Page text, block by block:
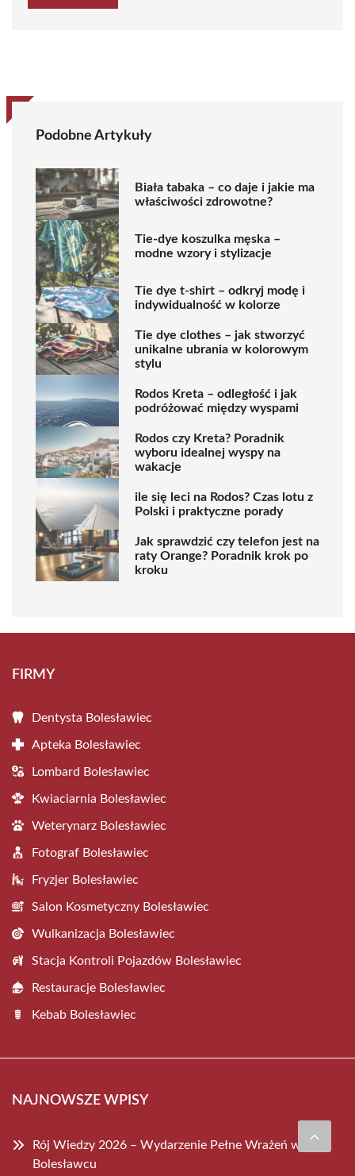
Podobne Artykuły
Biała tabaka – co daje i jakie ma
właściwości zdrowotne?
Tie-dye koszulka męska –
modne wzory i stylizacje
Tie dye t-shirt – odkryj modę i
indywidualność w kolorze
Tie dye clothes – jak stworzyć
unikalne ubrania w kolorowym
stylu
Rodos Kreta – odległość i jak
podróżować między wyspami
Rodos czy Kreta? Poradnik
wyboru idealnej wyspy na
wakacje
ile się leci na Rodos? Czas lotu z
Polski i praktyczne porady
Jak sprawdzić czy telefon jest na
raty Orange? Poradnik krok po
kroku
FIRMY
Dentysta Bolesławiec
Apteka Bolesławiec
Lombard Bolesławiec
Kwiaciarnia Bolesławiec
Weterynarz Bolesławiec
Fotograf Bolesławiec
Fryzjer Bolesławiec
Salon Kosmetyczny Bolesławiec
Wulkanizacja Bolesławiec
Stacja Kontroli Pojazdów Bolesławiec
Restauracje Bolesławiec
Kebab Bolesławiec
NAJNOWSZE WPISY
Rój Wiedzy 2026 – Wydarzenie Pełne Wrażeń w
Bolesławcu